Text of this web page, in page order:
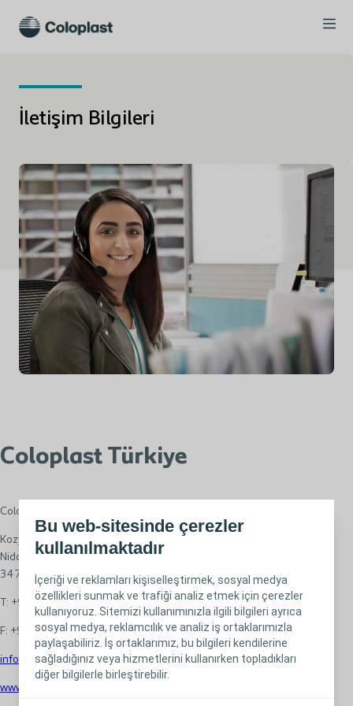
Bu web-sitesinde çerezler
kullanılmaktadır
İçeriği ve reklamları kişiselleştirmek, sosyal medya
özellikleri sunmak ve trafiği analiz etmek için çerezler
kullanıyoruz. Sitemizi kullanımınızla ilgili bilgileri ayrıca
sosyal medya, reklamcılık ve analiz iş ortaklarımızla
paylaşabiliriz. İş ortaklarımız, bu bilgileri kendilerine
sağladığınız veya hizmetlerini kullanırken topladıkları
diğer bilgilerle birleştirebilir.
İletişim Bilgileri
Coloplast Türkiye
Coloplast Turkey Medikal Gereçler San. ve Tic. A.Ş.
Kozyatağı Mah. Değirmen Sokak No:18
Nida Kule Kozyatağı Kat:6 D:15
34742, Kadıköy-İstanbul
T: +90 216 665 80 00
F: +90 216 665 80 01
info.tr@coloplast.com
www.coloplast.com.tr